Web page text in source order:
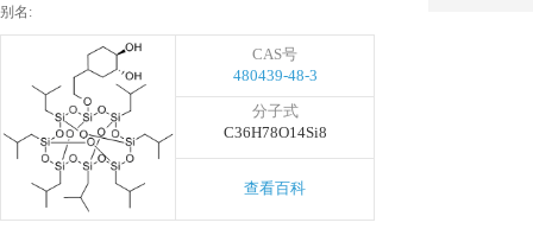
别名:
CAS号
480439-48-3
分子式
C36H78O14Si8
查看百科